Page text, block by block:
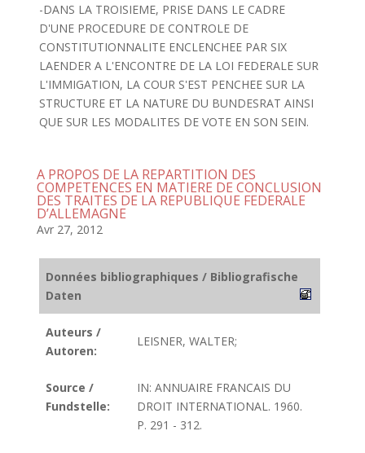
-DANS LA TROISIEME, PRISE DANS LE CADRE
D'UNE PROCEDURE DE CONTROLE DE
CONSTITUTIONNALITE ENCLENCHEE PAR SIX
LAENDER A L'ENCONTRE DE LA LOI FEDERALE SUR
L'IMMIGATION, LA COUR S'EST PENCHEE SUR LA
STRUCTURE ET LA NATURE DU BUNDESRAT AINSI
QUE SUR LES MODALITES DE VOTE EN SON SEIN.
A PROPOS DE LA REPARTITION DES
COMPETENCES EN MATIERE DE CONCLUSION
DES TRAITES DE LA REPUBLIQUE FEDERALE
D’ALLEMAGNE
Avr 27, 2012
Données bibliographiques / Bibliografische
Daten
Auteurs /
Autoren:
LEISNER, WALTER;
Source /
Fundstelle:
IN: ANNUAIRE FRANCAIS DU
DROIT INTERNATIONAL. 1960.
P. 291 - 312.